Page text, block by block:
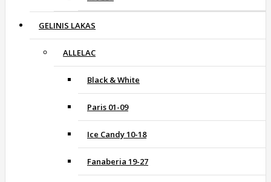
GELINIS LAKAS
ALLELAC
Black & White
Paris 01-09
Ice Candy 10-18
Fanaberia 19-27